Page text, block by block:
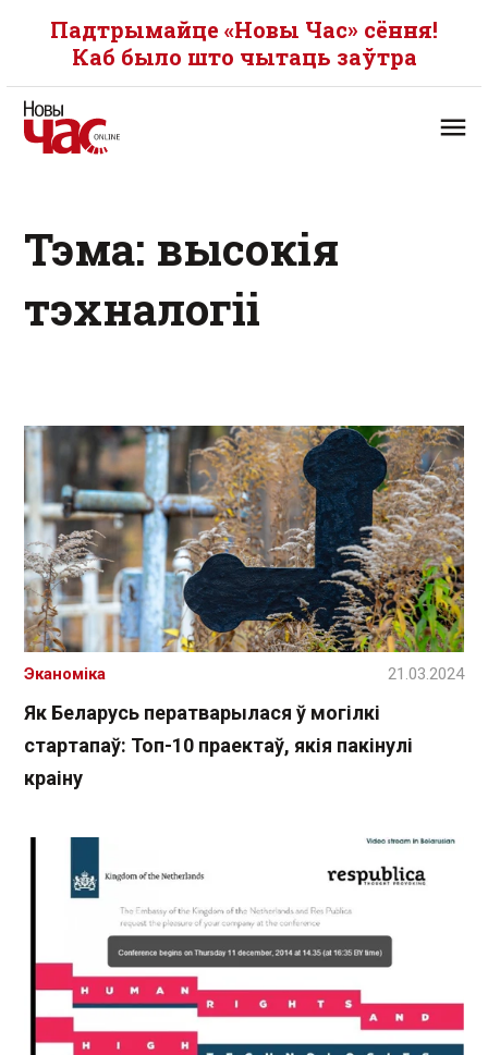
Падтрымайце «Новы Час» сёння!
Каб было што чытаць заўтра
Тэма: высокія
тэхналогіі
Як Беларусь ператварылася ў могілкі
стартапаў: Топ-10 праектаў, якія пакінулі
краіну
Эканоміка 21.03.2024